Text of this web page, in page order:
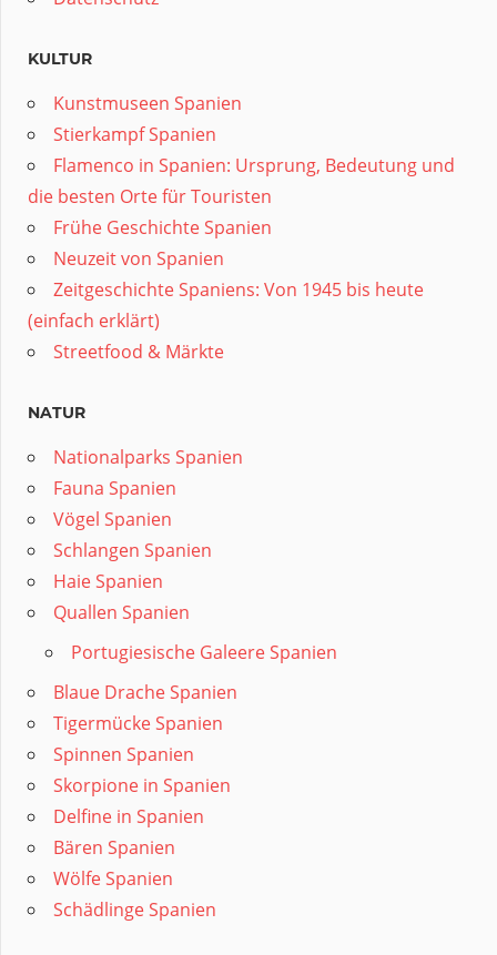
KULTUR
Kunstmuseen Spanien
Stierkampf Spanien
Flamenco in Spanien: Ursprung, Bedeutung und
die besten Orte für Touristen
Frühe Geschichte Spanien
Neuzeit von Spanien
Zeitgeschichte Spaniens: Von 1945 bis heute
(einfach erklärt)
Streetfood & Märkte
NATUR
Nationalparks Spanien
Fauna Spanien
Vögel Spanien
Schlangen Spanien
Haie Spanien
Quallen Spanien
Portugiesische Galeere Spanien
Blaue Drache Spanien
Tigermücke Spanien
Spinnen Spanien
Skorpione in Spanien
Delfine in Spanien
Bären Spanien
Wölfe Spanien
Schädlinge Spanien